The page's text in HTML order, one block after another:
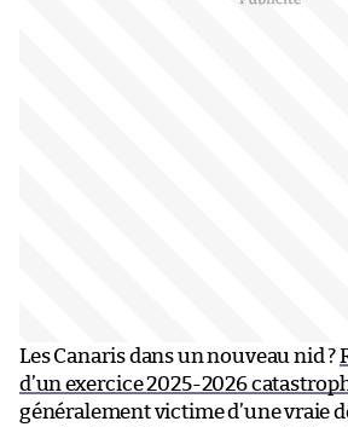
Les Canaris dans un nouveau nid ?
d’un exercice 2025-2026
généralement victime d’une vraie